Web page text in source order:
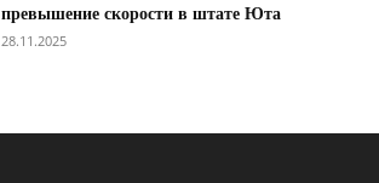
превышение скорости в штате Юта
28.11.2025